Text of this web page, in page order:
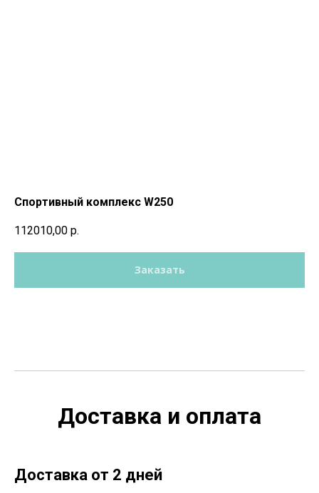
Спортивный комплекс W250
112010,00 р.
Заказать
Доставка и оплата
Доставка от 2 дней